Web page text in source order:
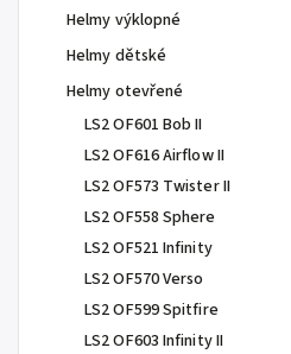
Helmy výklopné
Helmy dětské
Helmy otevřené
LS2 OF601 Bob II
LS2 OF616 Airflow II
LS2 OF573 Twister II
LS2 OF558 Sphere
LS2 OF521 Infinity
LS2 OF570 Verso
LS2 OF599 Spitfire
LS2 OF603 Infinity II